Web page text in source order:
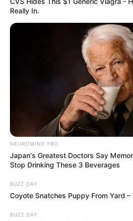
Really In.
NEUROMIND PRO
Japan's Greatest Doctors Say
Stop Drinking These 3 Beverages
BUZZ DAY
Coyote Snatches Puppy From Yard
BUZZ DAY